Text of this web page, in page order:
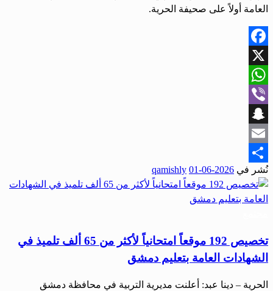
العامة أولاً على صحيفة الحرية.
Facebook
X
WhatsApp
Viber
Snapchat
Email
Share
نُشر في 2026-06-01
qamishly
تخصيص 192 موقعاً امتحانياً لأكثر من 65 ألف تلميذ في
الشهادات العامة بتعليم دمشق
الحرية – دينا عبد: أعلنت مديرية التربية في محافظة دمشق